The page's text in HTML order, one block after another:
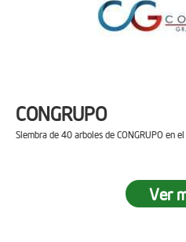
CONGRUPO
Siembra de 40 arboles de CONGRUPO en
Ver